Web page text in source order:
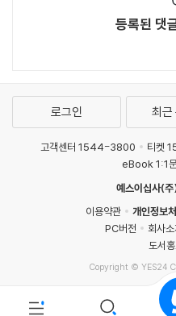
등록된 댓
로그인 최근
고객센터 1544-3800 티켓
eBook 1:1
예스이십사(
이용약관
개인정보
PC버전
회사소
도서
Copyright © YES24